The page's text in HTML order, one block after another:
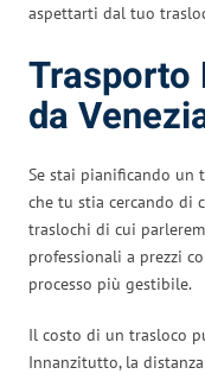
aspettarti dal tuo
Trasporto
da
Se stai pianificando un
che tu stia cercando di
traslochi di cui
professionali a prezzi
processo più gestibile.
Il costo di un trasloco
Innanzitutto, la